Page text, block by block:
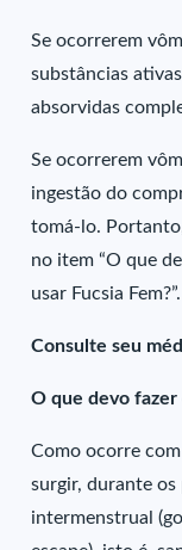
Se ocorrerem
substâncias
absorvidas
Se ocorrerem
ingestão do
tomá-lo.
no item “O que
usar Fucsia Fem?”.
Consulte seu
O que devo fazer
Como ocorre
surgir, durante os
intermenstrual